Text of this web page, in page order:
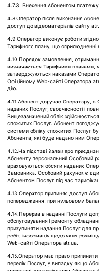
4.7.3. Внесення Абонентом
4.8.Оператор після виконання
доступ до відеоматеріалів сайту
4.9.Оператор виконує роботи
Тарифного плану, що оприлюдненні
4.10.Порядок замовлення,
визначається Тарифними планами,
затверджуються наказами
Офіційному Web-сайті Оператора
дію.
4.11.Абонент доручає Оператору, а
наданих Послуг, своєчасності і
Вищезазначений облік
спожитих Послуг. Абонент
системи обліку спожитих Послуг
Абонента, які буде надано ним
4.12.На підставі Заяви про
Абоненту персональний Особовий
враховуються обсяги наданих
Замовника. Особовий рахунок є
Абонентом Послуг під час
4.13.Оператор припиняє доступ
попередження, при нульовому
4.14.Перерва в наданні Послуги
обслуговування і ремонту
призупиняти надання Послуг для
робіт, інформація щодо яких
Web-сайті Оператора atr.ua.
4.15.Оператор має право
перелік Послуг, у випадку якщо